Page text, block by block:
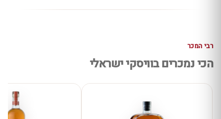
רבי המכר
הכי נמכרים בוויסקי ישראלי